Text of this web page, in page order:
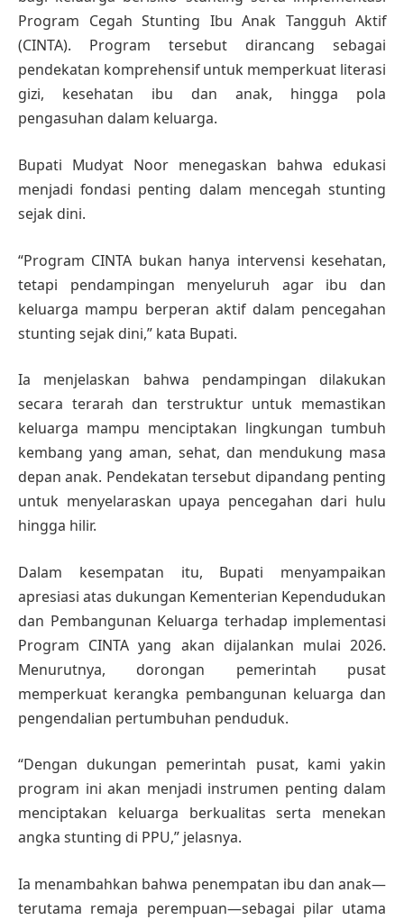
Program Cegah Stunting Ibu Anak Tangguh Aktif
(CINTA). Program tersebut dirancang sebagai
pendekatan komprehensif untuk memperkuat literasi
gizi, kesehatan ibu dan anak, hingga pola
pengasuhan dalam keluarga.
Bupati Mudyat Noor menegaskan bahwa edukasi
menjadi fondasi penting dalam mencegah stunting
sejak dini.
“Program CINTA bukan hanya intervensi kesehatan,
tetapi pendampingan menyeluruh agar ibu dan
keluarga mampu berperan aktif dalam pencegahan
stunting sejak dini,” kata Bupati.
Ia menjelaskan bahwa pendampingan dilakukan
secara terarah dan terstruktur untuk memastikan
keluarga mampu menciptakan lingkungan tumbuh
kembang yang aman, sehat, dan mendukung masa
depan anak. Pendekatan tersebut dipandang penting
untuk menyelaraskan upaya pencegahan dari hulu
hingga hilir.
Dalam kesempatan itu, Bupati menyampaikan
apresiasi atas dukungan Kementerian Kependudukan
dan Pembangunan Keluarga terhadap implementasi
Program CINTA yang akan dijalankan mulai 2026.
Menurutnya, dorongan pemerintah pusat
memperkuat kerangka pembangunan keluarga dan
pengendalian pertumbuhan penduduk.
“Dengan dukungan pemerintah pusat, kami yakin
program ini akan menjadi instrumen penting dalam
menciptakan keluarga berkualitas serta menekan
angka stunting di PPU,” jelasnya.
Ia menambahkan bahwa penempatan ibu dan anak—
terutama remaja perempuan—sebagai pilar utama